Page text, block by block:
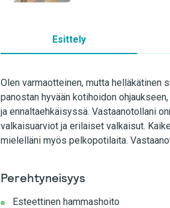
Esittely
Olen varmaotteinen, mutta
panostan hyvään kotihoidon
ja ennaltaehkäisyssä. Vastaanotollani
valkaisuarviot ja erilaiset valkaisut.
mielelläni myös pelkopotilaita.
Perehtyneisyys
Esteettinen hammashoito